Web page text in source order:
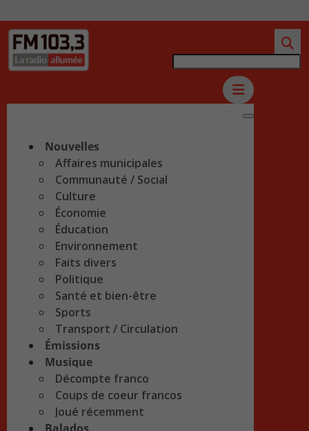
Nouvelles
Affaires municipales
Communauté / Social
Culture
Économie
Éducation
Environnement
Faits divers
Politique
Santé et bien-être
Sports
Transport / Circulation
Émissions
Musique
Décompte franco
Coups de coeur francos
Joué récemment